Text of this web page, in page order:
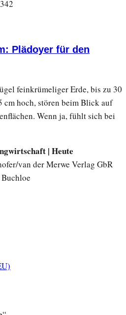
Plädoyer für den
feinkrümeliger Erde, bis zu 30
cm hoch, stören beim Blick auf
Wenn ja, fühlt sich bei
| Heute
van der Merwe Verlag GbR